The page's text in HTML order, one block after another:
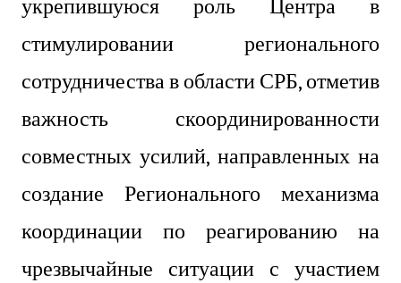
укрепившуюся роль Центра в
стимулировании регионального
сотрудничества в области СРБ, отметив
важность скоординированности
совместных усилий, направленных на
создание Регионального механизма
координации по реагированию на
чрезвычайные ситуации с участием